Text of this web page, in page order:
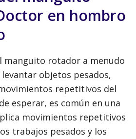
en hombro
manguito rotador a menudo
objetos pesados,
repetitivos del
esperar, es común en una
movimientos repetitivos
trabajos pesados y los